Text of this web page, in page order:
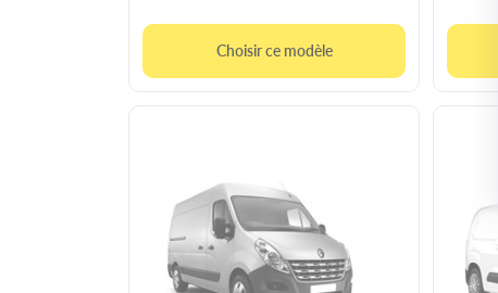
Choisir ce modèle